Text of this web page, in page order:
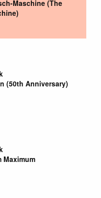
Maschine (The
(50th Anniversary)
Maximum